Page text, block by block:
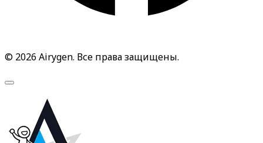
© 2026 Airygen. Все права защищены.